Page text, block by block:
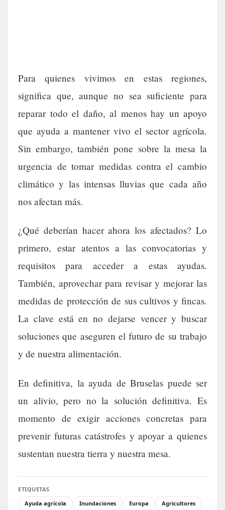
Para quienes vivimos en estas regiones,
significa que, aunque no sea suficiente para
reparar todo el daño, al menos hay un apoyo
que ayuda a mantener vivo el sector agrícola.
Sin embargo, también pone sobre la mesa la
urgencia de tomar medidas contra el cambio
climático y las intensas lluvias que cada año
nos afectan más.
¿Qué deberían hacer ahora los afectados? Lo
primero, estar atentos a las convocatorias y
requisitos para acceder a estas ayudas.
También, aprovechar para revisar y mejorar las
medidas de protección de sus cultivos y fincas.
La clave está en no dejarse vencer y buscar
soluciones que aseguren el futuro de su trabajo
y de nuestra alimentación.
En definitiva, la ayuda de Bruselas puede ser
un alivio, pero no la solución definitiva. Es
momento de exigir acciones concretas para
prevenir futuras catástrofes y apoyar a quienes
sustentan nuestra tierra y nuestra mesa.
ETIQUETAS
Ayuda agrícola
Inundaciones Europa
Agricultores